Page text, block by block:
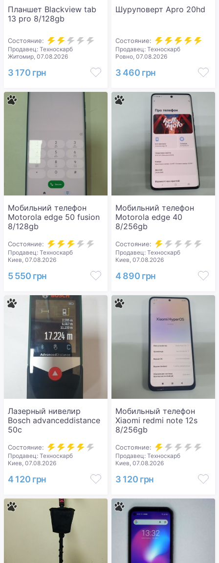
Планшет Blackview tab
13 pro 8/128gb
Состояние:
Продавец: Техноскарб
Житомир, 07.08.2026
3 170 грн
Шуруповерт Apro 20hd
Состояние:
Продавец: Техноскарб
Ровно, 07.08.2026
3 460 грн
Мобильний телефон
Motorola edge 50 fusion
8/128gb
Состояние:
Продавец: Техноскарб
Киев, 07.08.2026
5 550 грн
Мобильний телефон
Motorola edge 40
8/256gb
Состояние:
Продавец: Техноскарб
Киев, 07.08.2026
4 890 грн
Лазерный нивелир
Bosch advanceddistance
50c
Состояние:
Продавец: Техноскарб
Киев, 07.08.2026
4 120 грн
Мобильный телефон
Xiaomi redmi note 12s
8/256gb
Состояние:
Продавец: Техноскарб
Киев, 07.08.2026
3 120 грн